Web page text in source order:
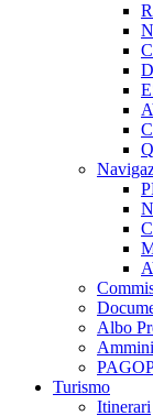
Albo
Turismo
Itinerari